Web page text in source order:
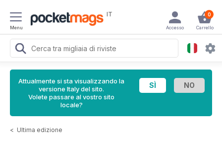
Menu
IT 0
Carrello
Accesso
Attualmente si sta visualizzando la
versione Italy del sito.
Volete passare al vostro sito
locale?
< Ultima edizione